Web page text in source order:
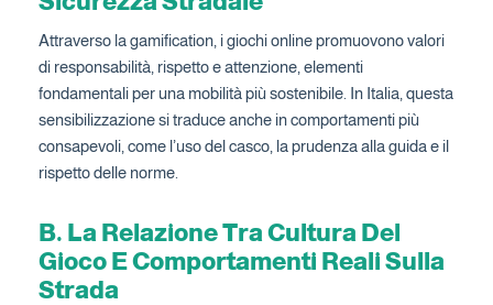
Attraverso la gamification, i giochi online promuovono valori
di responsabilità, rispetto e attenzione, elementi
fondamentali per una mobilità più sostenibile. In Italia, questa
sensibilizzazione si traduce anche in comportamenti più
consapevoli, come l’uso del casco, la prudenza alla guida e il
rispetto delle norme.
B. La Relazione Tra Cultura Del
Gioco E Comportamenti Reali Sulla
Strada